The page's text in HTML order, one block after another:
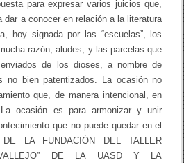
para expresar varios juicios que,
dar a conocer en relación a la literatura
hoy signada por las “escuelas”, los
razón, aludes, y las parcelas que
de los dioses, a nombre de
no bien patentizados. La ocasión no
que, de manera intencional, en
ocasión es para armonizar y unir
que no puede quedar en el
LA FUNDACIÓN DEL TALLER
VALLEJO” DE LA UASD Y LA